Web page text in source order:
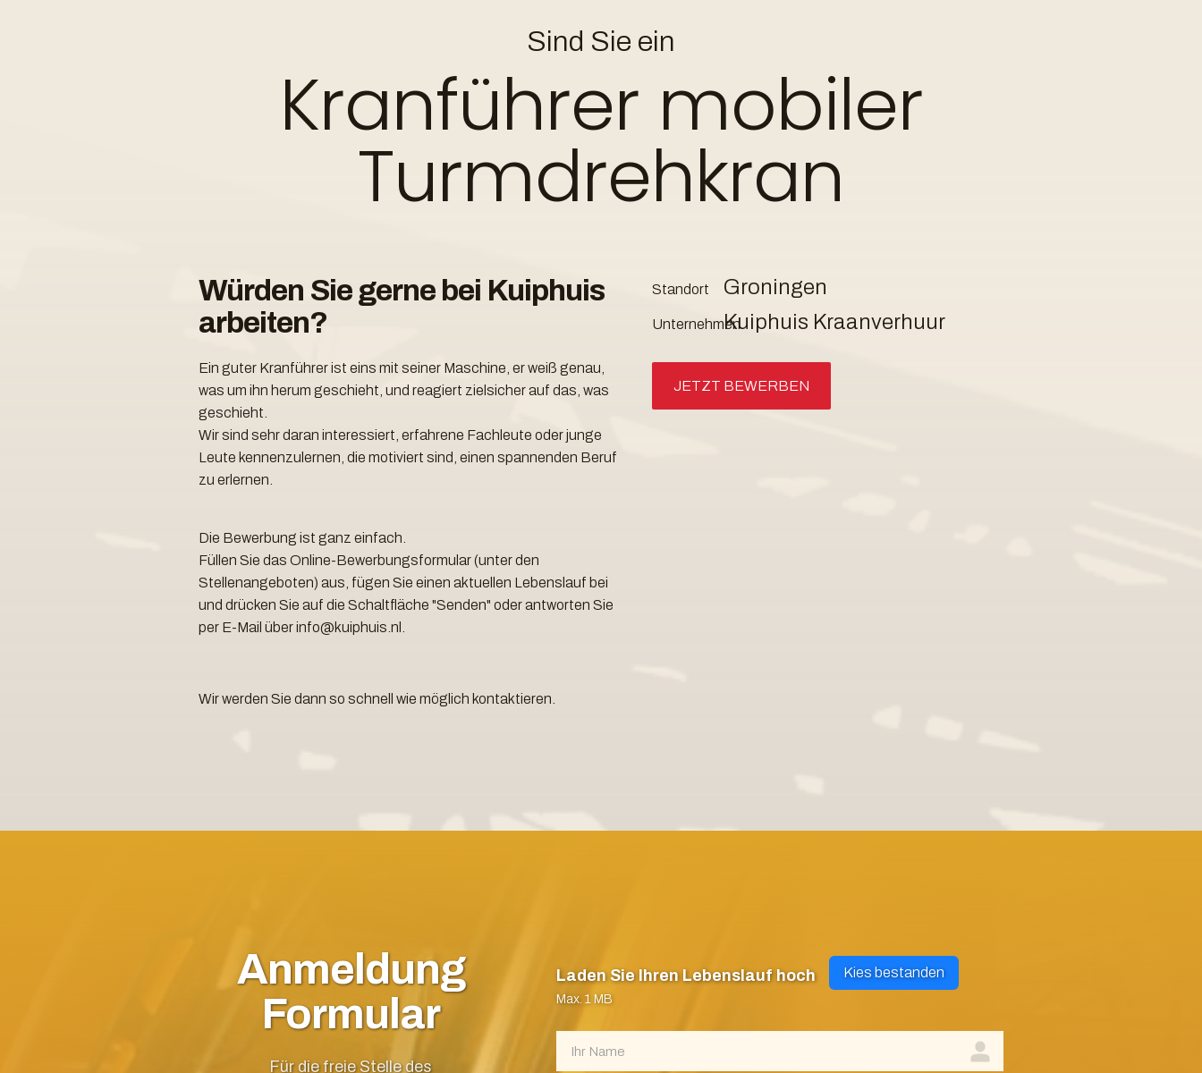
online oder über
Sind Sie ein
Kranführer mobiler
Turmdrehkran
Würden Sie gerne bei Kuiphuis
arbeiten?
Ein guter Kranführer ist eins mit seiner Maschine, er weiß genau,
was um ihn herum geschieht, und reagiert zielsicher auf das, was
geschieht.
Wir sind sehr daran interessiert, erfahrene Fachleute oder junge
Leute kennenzulernen, die motiviert sind, einen spannenden Beruf
zu erlernen.
Die Bewerbung ist ganz einfach.
Füllen Sie das Online-Bewerbungsformular (unter den
Stellenangeboten) aus, fügen Sie einen aktuellen Lebenslauf bei
und drücken Sie auf die Schaltfläche "Senden" oder antworten Sie
per E-Mail über info@kuiphuis.nl.
Wir werden Sie dann so schnell wie möglich kontaktieren.
Standort Groningen
UnternehmenKuiphuis Kraanverhuur
JETZT BEWERBEN
Anmeldung
Formular
Für die freie Stelle des
Laden Sie Ihren Lebenslauf hoch Kies bestanden
Max. 1 MB